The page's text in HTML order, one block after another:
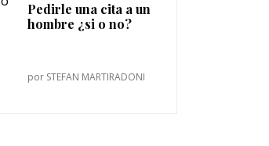
Pedirle una cita a un
hombre ¿si o no?
por STEFAN MARTIRADONI